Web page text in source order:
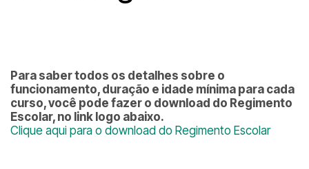
Para saber todos os detalhes sobre o
funcionamento, duração e idade mínima para cada
curso, você pode fazer o download do Regimento
Escolar, no link logo abaixo.
Clique aqui para o download do Regimento Escolar